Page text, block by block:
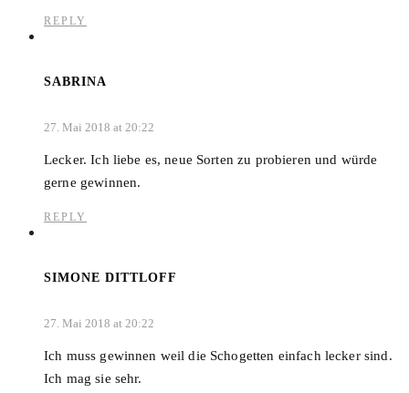
REPLY
SABRINA
27. Mai 2018 at 20:22
Lecker. Ich liebe es, neue Sorten zu probieren und würde
gerne gewinnen.
REPLY
SIMONE DITTLOFF
27. Mai 2018 at 20:22
Ich muss gewinnen weil die Schogetten einfach lecker sind.
Ich mag sie sehr.